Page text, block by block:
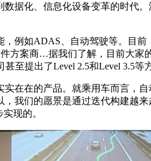
化、信息化设备变革的时代
如ADAS、自动驾驶等。目前
方案商…据我们了解，目前大
至提出了Level 2.5和Level 3.5等
在的产品。就乘用车而言，
我们的愿景是通过迭代构建越
现的。